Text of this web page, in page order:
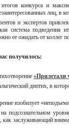
конкурса и
лиц, в
и экспертов
система подведения
ее ожидать от коллег
получилось:
«Прилетали
диптих, в
изобилует
подсознательном
как заслуживающий